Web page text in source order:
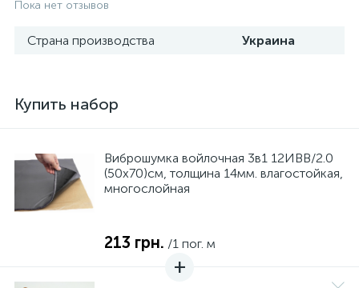
Пока нет отзывов
Страна производства Украина
Купить набор
Виброшумка войлочная 3в1 12ИВВ/2.0
(50х70)см, толщина 14мм. влагостойкая,
многослойная
213 грн. /1 пог. м